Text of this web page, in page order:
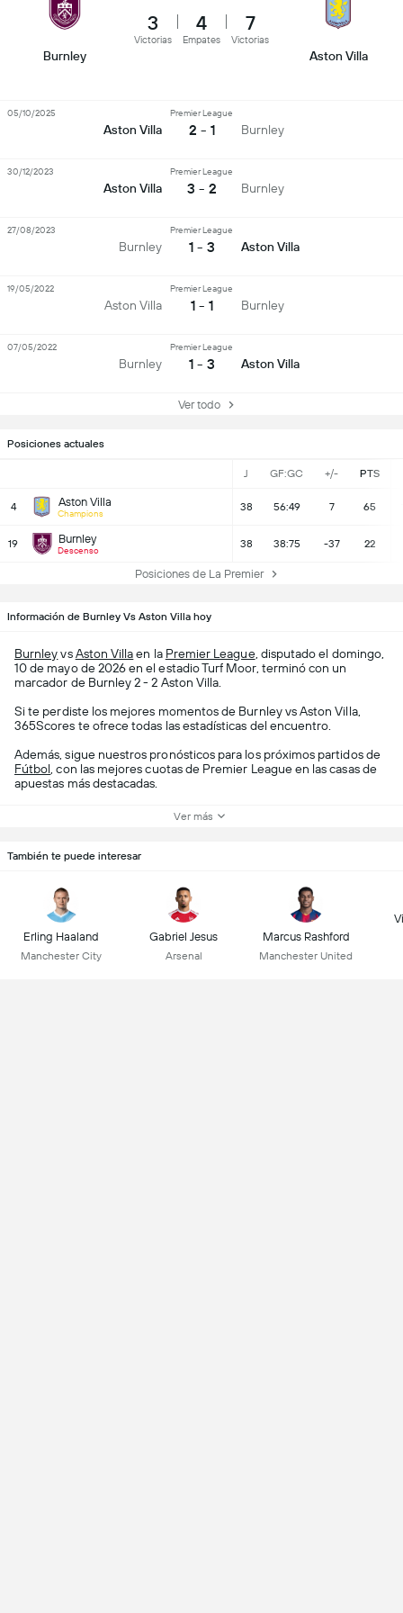
Posiciones actuales
J GF:GC +/- PTS
4 Aston Villa
Champions
38 56:49 7 65
19 Burnley
Descenso
38 38:75 -37 22
Posiciones de La Premier
Burnley
3
Victorias
4
Empates
7
Victorias
Aston Villa
Aston Villa
Premier League
2 - 1 Burnley
05/10/2025
Aston Villa
Premier League
3 - 2 Burnley
30/12/2023
Burnley
Premier League
1 - 3 Aston Villa
27/08/2023
Aston Villa
Premier League
1 - 1 Burnley
19/05/2022
Burnley
Premier League
1 - 3 Aston Villa
07/05/2022
Ver todo
Información de Burnley Vs Aston Villa hoy
BurnleyvsAston Villaen la Premier League, disputado el domingo,
10 de mayo de 2026 en el estadio Turf Moor, terminó con un
marcador de Burnley 2 - 2 Aston Villa.
Si te perdiste los mejores momentos de Burnley vs Aston Villa,
365Scores te ofrece todas las estadísticas del encuentro.
Además, sigue nuestros pronósticos para los próximos partidos de
Fútbol , con las mejores cuotas de Premier League en las casas de
apuestas más destacadas.
Ver más
También te puede interesar
Erling Haaland
Manchester City
Gabriel Jesus
Arsenal
Marcus Rashford
Manchester United